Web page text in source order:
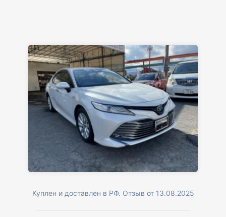
Куплен и доставлен в РФ. Отзыв от 13.08.2025